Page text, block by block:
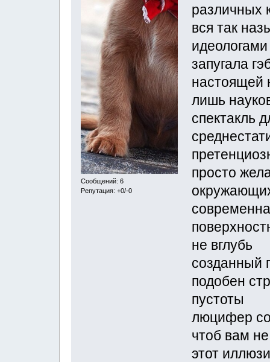
Сообщений: 6
Репутация: +0/-0
различных
вся так
запугала
настоящей
лишь
спектакль
просто
не вглубь
созданный
подобен
пустоты
люцифер
чтоб вам
этот